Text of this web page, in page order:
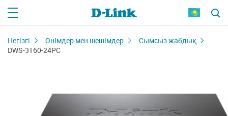
Негізгі Өнімдер мен шешімдер
Сымсыз жабдық
DWS-3160-24PC